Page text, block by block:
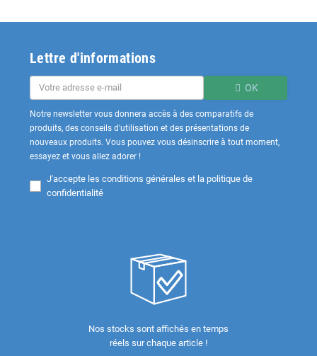
Lettre d'informations
OK
Notre newsletter vous donnera accès à des comparatifs de
produits, des conseils d'utilisation et des présentations de
nouveaux produits. Vous pouvez vous désinscrire à tout moment,
essayez et vous allez adorer !
J'accepte les conditions générales et la politique de
confidentialité
Nos stocks sont affichés en temps
réels sur chaque article !